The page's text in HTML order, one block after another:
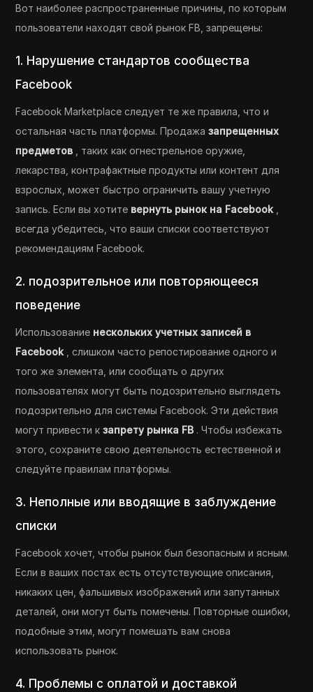
Вот наиболее распространенные причины, по которым
пользователи находят свой рынок FB, запрещены:
1. Нарушение стандартов сообщества
Facebook
Facebook Marketplace следует те же правила, что и
остальная часть платформы. Продажазапрещенных
предметов , таких как огнестрельное оружие,
лекарства, контрафактные продукты или контент для
взрослых, может быстро ограничить вашу учетную
запись. Если вы хотите вернуть рынок на Facebook
всегда убедитесь, что ваши списки соответствуют
рекомендациям Facebook.
2. подозрительное или повторяющееся
поведение
Использование нескольких учетных записей в
Facebook , слишком часто репостирование одного и
того же элемента, или сообщать о других
пользователях могут быть подозрительно выглядеть
подозрительно для системы Facebook. Эти действия
могут привести кзапрету рынка FB . Чтобы избежать
этого, сохраните свою деятельность естественной и
следуйте правилам платформы.
3. Неполные или вводящие в заблуждение
списки
Facebook хочет, чтобы рынок был безопасным и ясным.
Если в ваших постах есть отсутствующие описания,
никаких цен, фальшивых изображений или запутанных
деталей, они могут быть помечены. Повторные ошибки,
подобные этим, могут помешать вам снова
использовать рынок.
4. Проблемы с оплатой и доставкой